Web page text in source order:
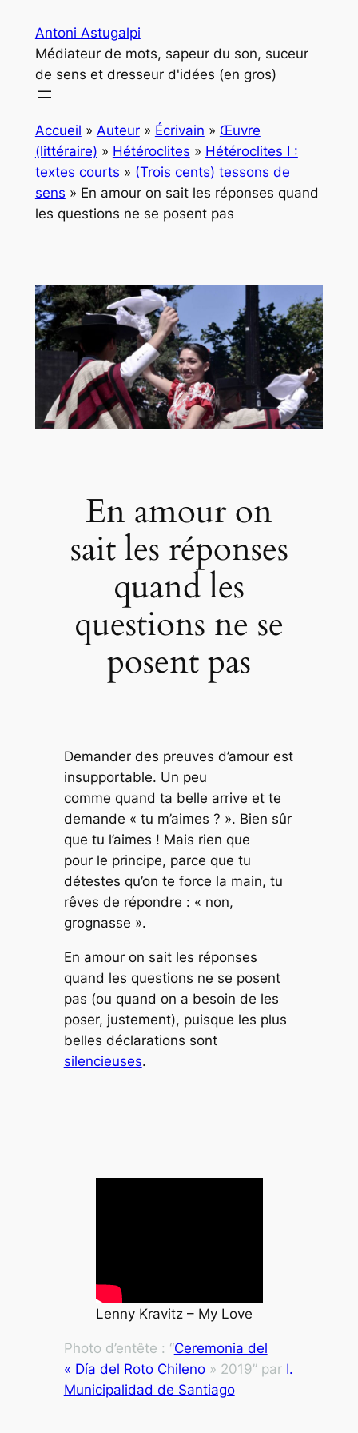
contenu
Antoni Astugalpi
Médiateur de mots, sapeur du son, suceur
de sens et dresseur d'idées (en gros)
Accueil » Auteur» Écrivain » Œuvre
(littéraire) » Hétéroclites » Hétéroclites I :
textes courts » (Trois cents) tessons de
sens » En amour on sait les réponses quand
les questions ne se posent pas
En amour on
sait les réponses
quand les
questions ne se
posent pas
Demander des preuves d’amour est
insupportable. Un peu
comme quand ta belle arrive et te
demande « tu m’aimes ? ». Bien sûr
que tu l’aimes ! Mais rien que
pour le principe, parce que tu
détestes qu’on te force la main, tu
rêves de répondre : « non,
grognasse ».
En amour on sait les réponses
quand les questions ne se posent
pas (ou quand on a besoin de les
poser, justement), puisque les plus
belles déclarations sont
silencieuses.
Lenny Kravitz – My Love
Photo d’entête : “Ceremonia del
« Día del Roto Chileno» 2019” par I.
Municipalidad de Santiago